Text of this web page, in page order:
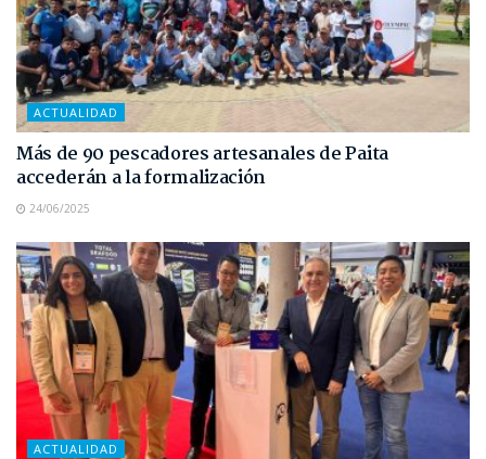
ACTUALIDAD
Más de 90 pescadores artesanales de Paita
accederán a la formalización
24/06/2025
ACTUALIDAD